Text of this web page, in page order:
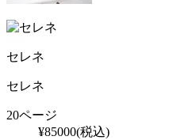
セレネ
セレネ
20ページ
¥85000(税込)